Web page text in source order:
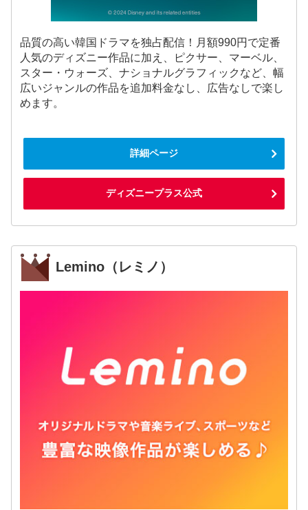
品質の高い韓国ドラマを独占配信！月額990円で定番
人気のディズニー作品に加え、ピクサー、マーベル、
スター・ウォーズ、ナショナルグラフィックなど、幅
広いジャンルの作品を追加料金なし、広告なしで楽し
めます。
詳細ページ
ディズニープラス公式
Lemino（レミノ）